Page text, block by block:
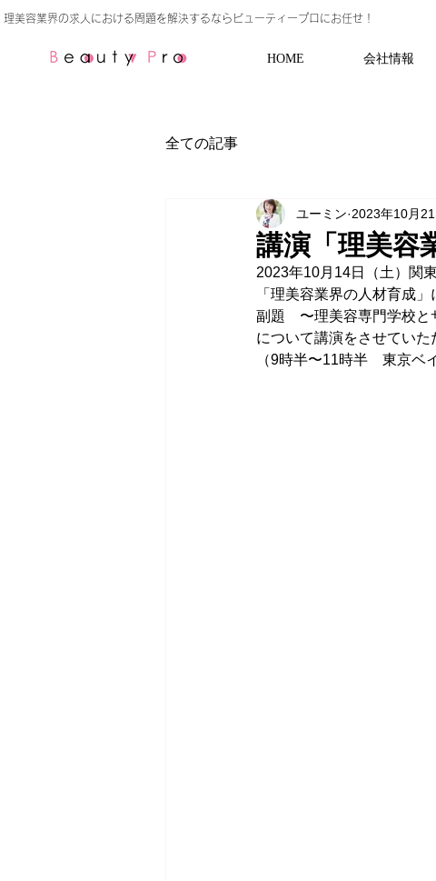
HOME 会社情報
全ての記事
講演「理美容
ユーミン 2023年10月21
2023年10月14日（土）関
「理美容業界の人材育成」
副題　〜理美容専門学校
について講演をさせていた
（9時半〜11時半　東京ベ